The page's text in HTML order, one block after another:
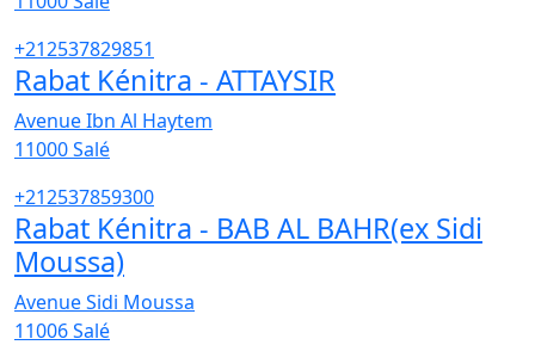
+212537829851
Rabat Kénitra - ATTAYSIR
Avenue Ibn Al Haytem
11000Salé
+212537859300
Rabat Kénitra - BAB AL BAHR(ex Sidi
Moussa)
Avenue Sidi Moussa
11006Salé